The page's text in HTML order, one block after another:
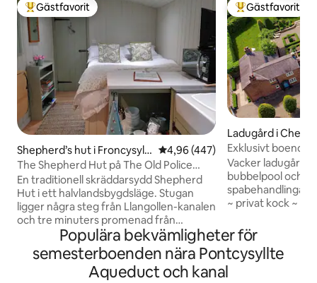
Populär gästfavorit
Gästfavorit
Shepherd’s hut i Froncysyllt
e
4,96 av 5 i genomsnittligt
4,96 (447)
The Shepherd Hut på The Old Police
House
En traditionell skräddarsydd Shepherd
Hut i ett halvlandsbygdsläge. Stugan
ligger några steg från Llangollen-kanalen
och tre minuters promenad från
Pontcysyllte Aqueduct. Offas Dyke löper
längs dragvägen. Det finns två utmärkta
pubar några minuters promenad,
postkontor, pizzahämtning och café.
Populär
Gästfavorit
Ladugård i
nd Chester
Exklusivt boende
Spabehandlingar
Vacker
bubbelpool och
spabehandlingar/
~ privat kock ~
området kring
Nära till Oulton
vackra
Populära bekvämligheter för
semesterboenden nära Pontcysyllte
Aqueduct och kanal